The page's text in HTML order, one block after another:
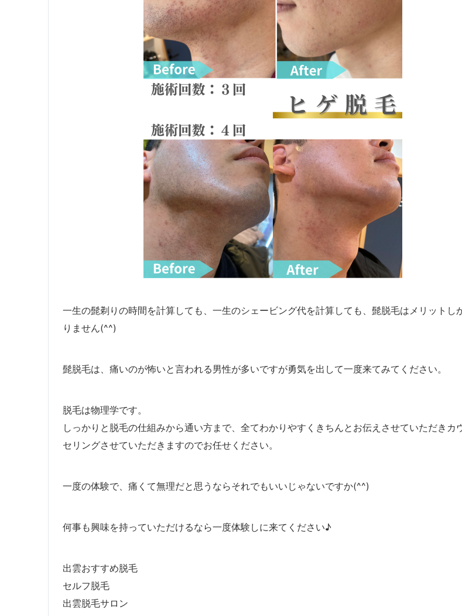
一生の髭剃りの時間を計算しても、一生のシェービング代を計算しても、髭脱毛はメリットし
りません(^^)
髭脱毛は、痛いのが怖いと言われる男性が多いですが勇気を出して一度来てみてください。
脱毛は物理学です。
しっかりと脱毛の仕組みから通い方まで、全てわかりやすくきちんとお伝えさせていただきカ
セリングさせていただきますのでお任せください。
一度の体験で、痛くて無理だと思うならそれでもいいじゃないですか(^^)
何事も興味を持っていただけるなら一度体験しに来てください♪
出雲おすすめ脱毛
セルフ脱毛
出雲脱毛サロン